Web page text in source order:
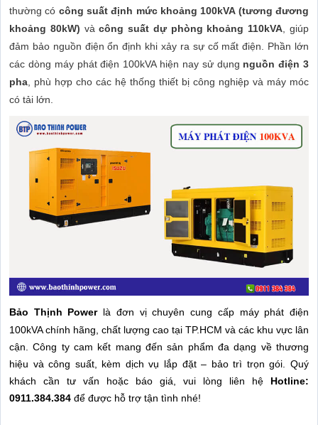
thường có công suất định mức khoảng 100kVA (tương đương
khoảng 80kW) vàcông suất dự phòng khoảng 110kVA , giúp
đảm bảo nguồn điện ổn định khi xảy ra sự cố mất điện. Phần lớn
các dòng máy phát điện 100kVA hiện nay sử dụng nguồn điện 3
pha , phù hợp cho các hệ thống thiết bị công nghiệp và máy móc
có tải lớn.
Bảo Thịnh Powerlà đơn vị chuyên cung cấp máy phát điện
100kVA chính hãng, chất lượng cao tại TP.HCM và các khu vực lân
cận. Công ty cam kết mang đến sản phẩm đa dạng về thương
hiệu và công suất, kèm dịch vụ lắp đặt – bảo trì trọn gói. Quý
khách cần tư vấn hoặc báo giá, vui lòng liên hệ Hotline:
0911.384.384 để được hỗ trợ tận tình nhé!